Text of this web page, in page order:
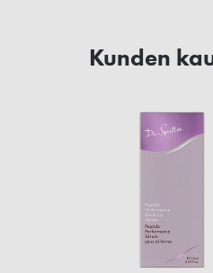
Kunden